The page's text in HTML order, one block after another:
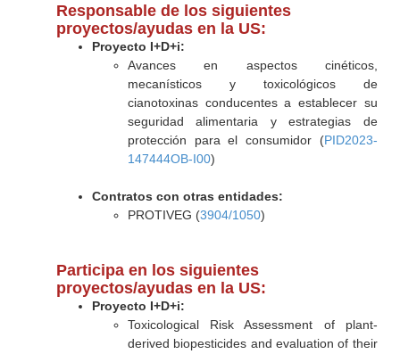
Responsable de los siguientes
proyectos/ayudas en la US:
Proyecto I+D+i:
Avances en aspectos cinéticos,
mecanísticos y toxicológicos de
cianotoxinas conducentes a establecer su
seguridad alimentaria y estrategias de
protección para el consumidor (PID2023-
147444OB-I00)
Contratos con otras entidades:
PROTIVEG (3904/1050)
Participa en los siguientes
proyectos/ayudas en la US:
Proyecto I+D+i:
Toxicological Risk Assessment of plant-
derived biopesticides and evaluation of their